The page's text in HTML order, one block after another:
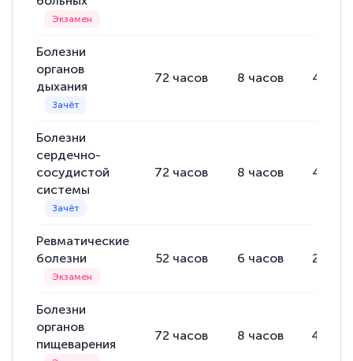
Болезни
органов
дыхания
72 часов 8 часов 42
Болезни
сердечно-
сосудистой
системы
72 часов 8 часов 42
Ревматические
болезни
52 часов 6 часов 28
Болезни
органов
пищеварения
72 часов 8 часов 40